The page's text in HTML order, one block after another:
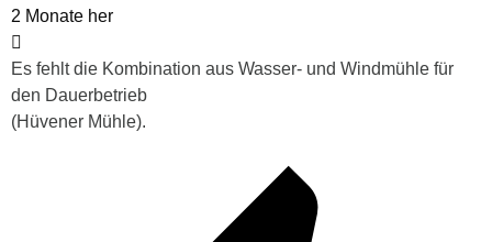
2 Monate her
Es fehlt die Kombination aus Wasser- und Windmühle für
den Dauerbetrieb
(Hüvener Mühle).